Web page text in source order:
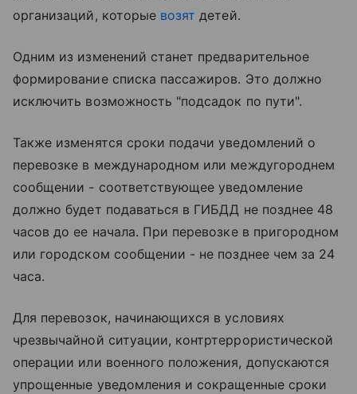
организаций, которые возят детей.
Одним из изменений станет предварительное
формирование списка пассажиров. Это должно
исключить возможность "подсадок по пути".
Также изменятся сроки подачи уведомлений о
перевозке в международном или междугороднем
сообщении - соответствующее уведомление
должно будет подаваться в ГИБДД не позднее 48
часов до ее начала. При перевозке в пригородном
или городском сообщении - не позднее чем за 24
часа.
Для перевозок, начинающихся в условиях
чрезвычайной ситуации, контртеррористической
операции или военного положения, допускаются
упрощенные уведомления и сокращенные сроки